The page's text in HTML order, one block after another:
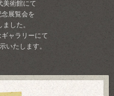
美術館にて
展覧会を
した。
ャラリーにて
いたします。